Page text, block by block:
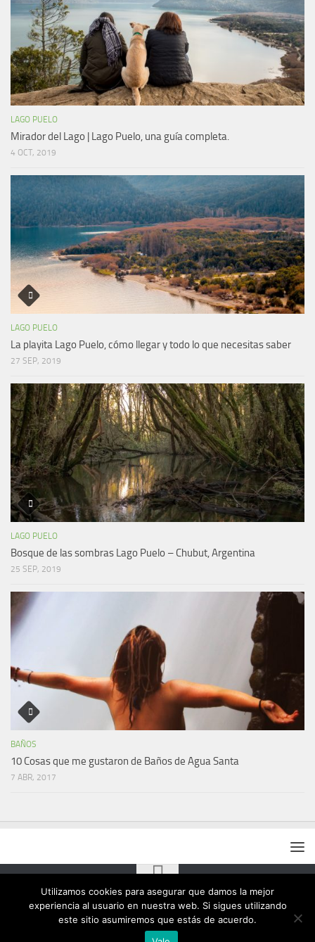
LAGO PUELO
Mirador del Lago | Lago Puelo, una guía completa.
4 OCT, 2019
LAGO PUELO
La playita Lago Puelo, cómo llegar y todo lo que necesitas saber
27 SEP, 2019
LAGO PUELO
Bosque de las sombras Lago Puelo – Chubut, Argentina
25 SEP, 2019
BAÑOS
10 Cosas que me gustaron de Baños de Agua Santa
7 ABR, 2017
Utilizamos cookies para asegurar que damos la mejor
experiencia al usuario en nuestra web. Si sigues utilizando
este sitio asumiremos que estás de acuerdo.